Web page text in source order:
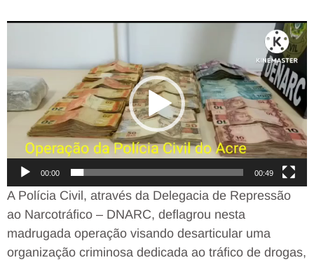
vídeo
00:00 00:49
A Polícia Civil, através da Delegacia de Repressão
ao Narcotráfico – DNARC, deflagrou nesta
madrugada operação visando desarticular uma
organização criminosa dedicada ao tráfico de drogas,